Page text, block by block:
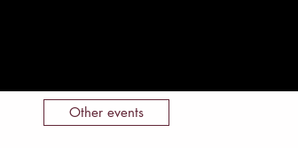
Other events